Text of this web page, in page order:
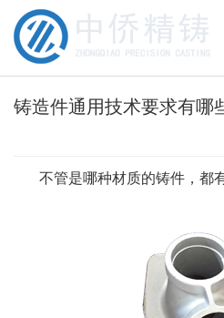
铸造件通用技术要求有哪
不管是哪种材质的铸件，都